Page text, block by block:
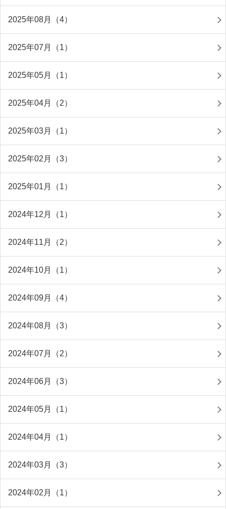
2025年08月（4）
2025年07月（1）
2025年05月（1）
2025年04月（2）
2025年03月（1）
2025年02月（3）
2025年01月（1）
2024年12月（1）
2024年11月（2）
2024年10月（1）
2024年09月（4）
2024年08月（3）
2024年07月（2）
2024年06月（3）
2024年05月（1）
2024年04月（1）
2024年03月（3）
2024年02月（1）